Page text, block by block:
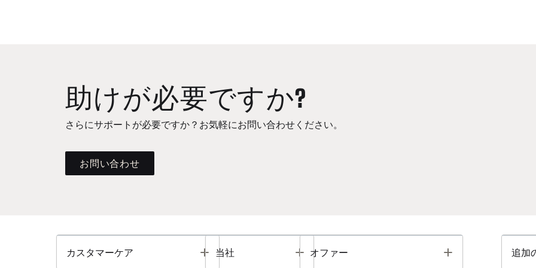
助けが必要ですか?
さらにサポートが必要ですか？お気軽にお問い合わせください。
お問い合わせ
カスタマーケア Toggle
当社 Toggle
オファー Toggle 追加